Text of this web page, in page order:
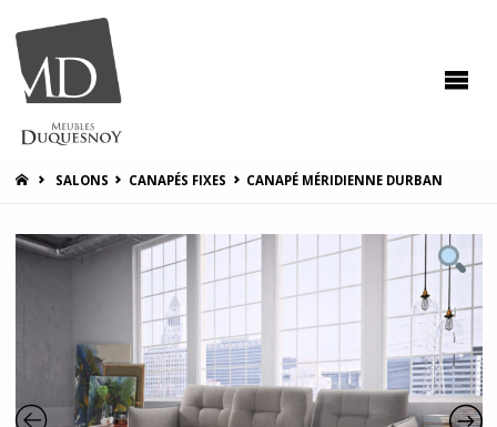
HOMESALONS CANAPÉS FIXES CANAPÉ MÉRIDIENNE DURBAN